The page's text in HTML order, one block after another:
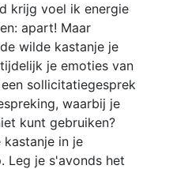
krijg voel ik energie
apart! Maar
wilde kastanje je
je emoties van
sollicitatiegesprek
waarbij je
kunt gebruiken?
in je
Leg je s'avonds het